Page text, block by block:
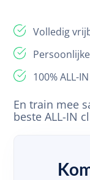
Volledig
100% ALL-
En train mee
beste ALL-IN